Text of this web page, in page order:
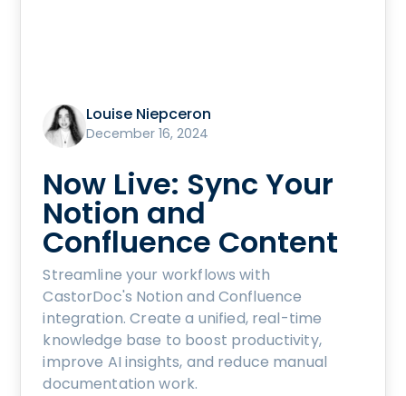
Louise Niepceron
December 16, 2024
Now Live: Sync Your
Notion and
Confluence Content
Streamline your workflows with
CastorDoc's Notion and Confluence
integration. Create a unified, real-time
knowledge base to boost productivity,
improve AI insights, and reduce manual
documentation work.